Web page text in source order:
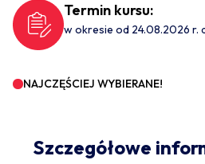
Termin kursu:
w okresie od 24.08.2026 r.
NAJCZĘŚCIEJ WYBIERANE!
Szczegółowe